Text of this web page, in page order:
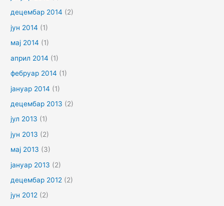
децембар 2014 (2)
јун 2014 (1)
мај 2014 (1)
април 2014 (1)
фебруар 2014 (1)
јануар 2014 (1)
децембар 2013 (2)
јул 2013 (1)
јун 2013 (2)
мај 2013 (3)
јануар 2013 (2)
децембар 2012 (2)
јун 2012 (2)